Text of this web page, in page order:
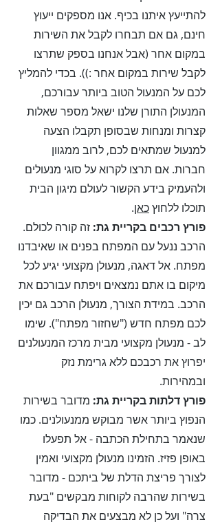
להתייעץ איתנו בכיף. אנו מספקים ייעוץ
חינם, גם אם תבחרו לקבל את השירות
במקום אחר (אבל אנחנו בספק שתרצו
לקבל שירות במקום אחר :)). בכדי להמליץ
לכם על המנעול הטוב ביותר עבורכם,
המנעולן התורן שלנו ישאל מספר שאלות
קצרות ומנחות שבסופן תקבלו הצעה
למנעול שמתאים לכם, לרוב ממגוון
חברות. אם תרצו לקרוא על סוגי מנעולים
ולהעמיק בידע הקשור לעולם מיגון הבית
תוכלו ללחוץכאן.
פורץ רכבים בקריית גת: זה קורה לכולם.
הרכב ננעל עם המפתח בפנים או שאיבדנו
מפתח. אל דאגה, מנעולן מקצועי יגיע לכל
מיקום בו אתם נמצאים ויפתח עבורכם את
הרכב. במידת הצורך, מנעולן הרכב גם יכין
לכם מפתח חדש ("שחזור מפתח"). שימו
לב - מנעולן מקצועי מבית מרכז המנעולנים
יפרוץ את רכבכם ללא גרימת נזק
ובמהירות.
פורץ דלתות בקריית גת: מדובר בשירות
הנפוץ ביותר אשר מבוקש ממנעולנים. כמו
שנאמר בתחילת הכתבה - אל תפעלו
באופן פזיז. הזמינו מנעולן מקצועי ואמין
לצורך פריצת הדלת של ביתכם - מדובר
בשירות שהרבה לקוחות מבקשים "בעת
צרה" ועל כן לא מבצעים את הבדיקה